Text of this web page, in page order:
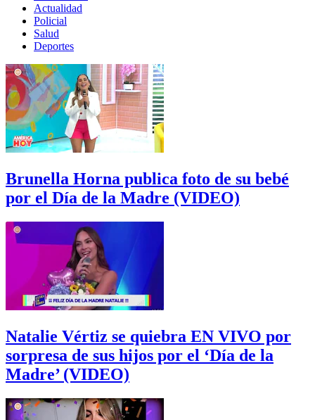
Actualidad
Policial
Salud
Deportes
Brunella Horna publica foto de su bebé
por el Día de la Madre (VIDEO)
Natalie Vértiz se quiebra EN VIVO por
sorpresa de sus hijos por el ‘Día de la
Madre’ (VIDEO)